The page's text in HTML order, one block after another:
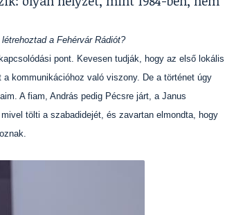
a Fehérvár Rádiót?
pont. Kevesen tudják, hogy az első lokális
kommunikációhoz való viszony. De a történet úgy
A fiam, András pedig Pécsre járt, a Janus
tölti a szabadidejét, és zavartan elmondta, hogy